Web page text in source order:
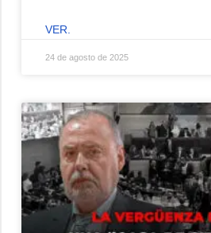
VER.
24 de agosto de 2025